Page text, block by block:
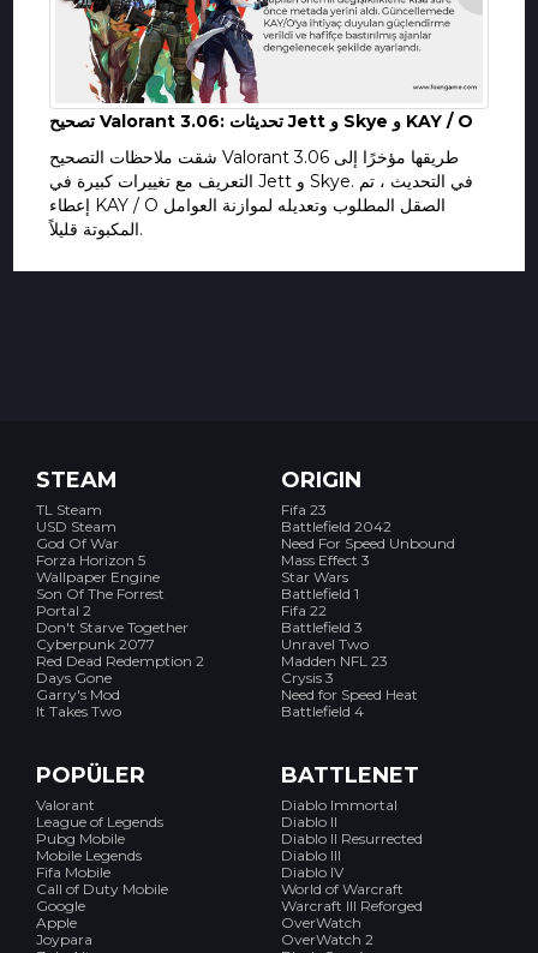
تصحيح Valorant 3.06: تحديثات Jett و Skye و KAY / O
شقت ملاحظات التصحيح Valorant 3.06 طريقها مؤخرًا إلى
التعريف مع تغييرات كبيرة في Jett و Skye. في التحديث ، تم
إعطاء KAY / O الصقل المطلوب وتعديله لموازنة العوامل
المكبوتة قليلاً.
STEAM
TL Steam
USD Steam
God Of War
Forza Horizon 5
Wallpaper Engine
Son Of The Forrest
Portal 2
Don't Starve Together
Cyberpunk 2077
Red Dead Redemption 2
Days Gone
Garry's Mod
It Takes Two
ORIGIN
Fifa 23
Battlefield 2042
Need For Speed Unbound
Mass Effect 3
Star Wars
Battlefield 1
Fifa 22
Battlefield 3
Unravel Two
Madden NFL 23
Crysis 3
Need for Speed Heat
Battlefield 4
POPÜLER
Valorant
League of Legends
Pubg Mobile
Mobile Legends
Fifa Mobile
Call of Duty Mobile
Google
Apple
Joypara
BATTLENET
Diablo Immortal
Diablo II
Diablo II Resurrected
Diablo III
Diablo IV
World of Warcraft
Warcraft III Reforged
OverWatch
OverWatch 2